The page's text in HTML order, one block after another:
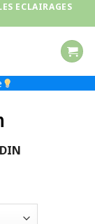
ECLAIRAGES